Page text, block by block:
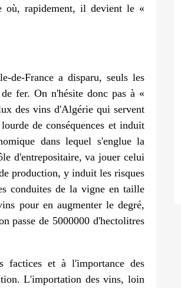
où, rapidement, il devient le «
France a disparu, seuls les
fer. On n'hésite donc pas à «
des vins d'Algérie qui servent
de conséquences et induit
dans lequel s'englue la
d'entrepositaire, va jouer celui
production, y induit les risques
conduites de la vigne en taille
pour en augmenter le degré,
passe de 5000000 d'hectolitres
factices et à l'importance des
L'importation des vins, loin